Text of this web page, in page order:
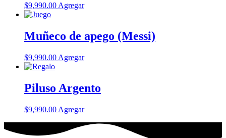
$9,990.00 Agregar
Muñeco de apego (Messi)
$9,990.00 Agregar
Piluso Argento
$9,990.00 Agregar